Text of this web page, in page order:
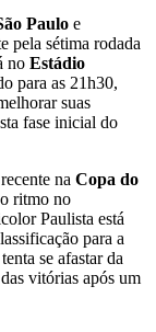
Paulo e
pela sétima rodada
no Estádio
para as 21h30,
suas
fase inicial do
na Copa do
ritmo no
Paulista está
para a
se afastar da
vitórias após um